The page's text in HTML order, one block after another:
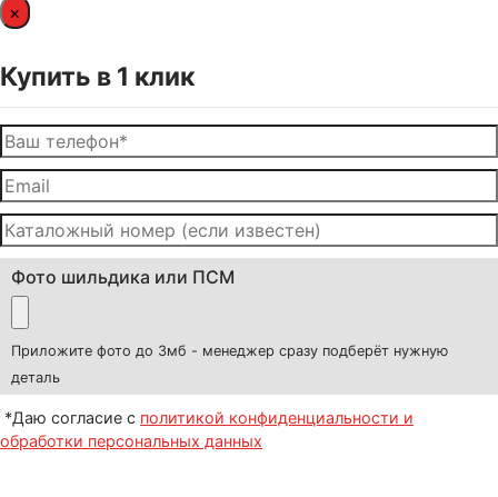
×
Купить в 1 клик
Фото шильдика или ПСМ
Приложите фото до 3мб - менеджер сразу подберёт нужную
деталь
*Даю согласие с политикой конфиденциальности и
обработки персональных данных